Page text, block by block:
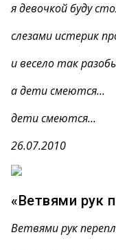
я девочкой буду
слезами истерик
и весело так
а дети смеются…
дети смеются…
26.07.2010
«Ветвями рук
Ветвями рук